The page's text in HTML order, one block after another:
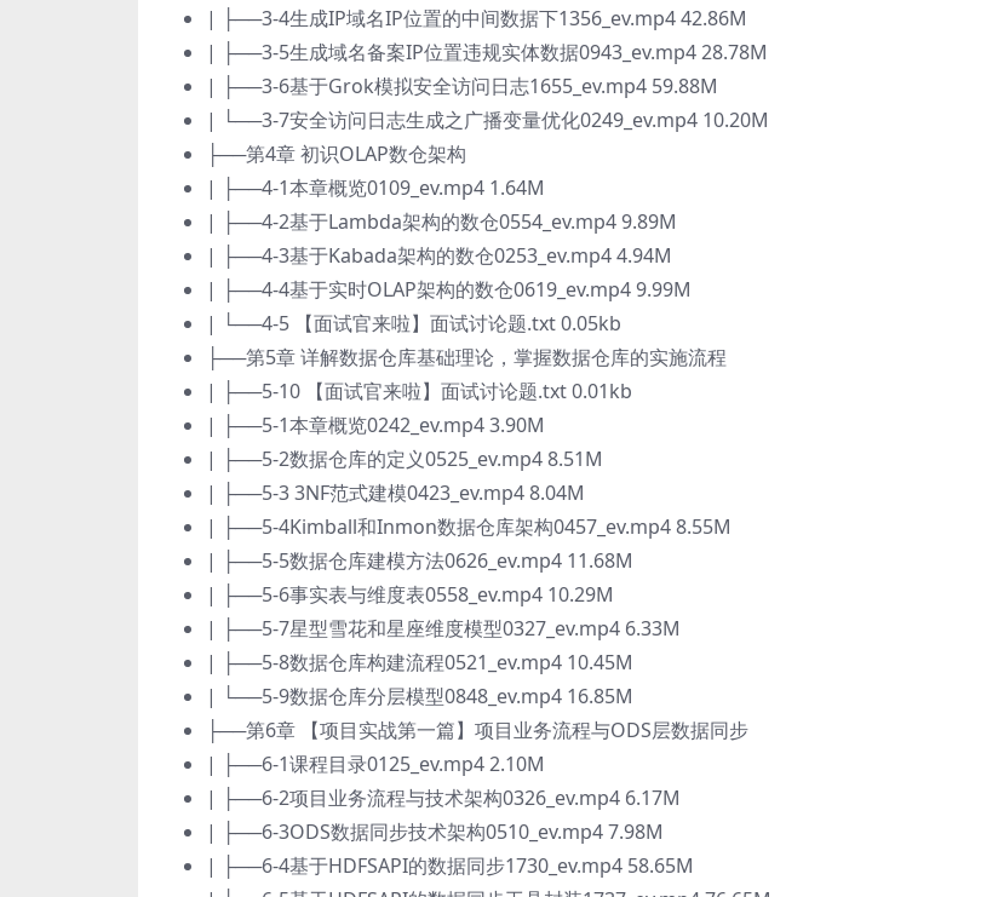
| ├──3-4生成IP域名IP位置的中间数据下1356_ev.mp4 42.86M
| ├──3-5生成域名备案IP位置违规实体数据0943_ev.mp4 28.78M
| ├──3-6基于Grok模拟安全访问日志1655_ev.mp4 59.88M
| └──3-7安全访问日志生成之广播变量优化0249_ev.mp4 10.20M
├──第4章 初识OLAP数仓架构
| ├──4-1本章概览0109_ev.mp4 1.64M
| ├──4-2基于Lambda架构的数仓0554_ev.mp4 9.89M
| ├──4-3基于Kabada架构的数仓0253_ev.mp4 4.94M
| ├──4-4基于实时OLAP架构的数仓0619_ev.mp4 9.99M
| └──4-5 【面试官来啦】面试讨论题.txt 0.05kb
├──第5章 详解数据仓库基础理论，掌握数据仓库的实施流程
| ├──5-10 【面试官来啦】面试讨论题.txt 0.01kb
| ├──5-1本章概览0242_ev.mp4 3.90M
| ├──5-2数据仓库的定义0525_ev.mp4 8.51M
| ├──5-3 3NF范式建模0423_ev.mp4 8.04M
| ├──5-4Kimball和Inmon数据仓库架构0457_ev.mp4 8.55M
| ├──5-5数据仓库建模方法0626_ev.mp4 11.68M
| ├──5-6事实表与维度表0558_ev.mp4 10.29M
| ├──5-7星型雪花和星座维度模型0327_ev.mp4 6.33M
| ├──5-8数据仓库构建流程0521_ev.mp4 10.45M
| └──5-9数据仓库分层模型0848_ev.mp4 16.85M
├──第6章 【项目实战第一篇】项目业务流程与ODS层数据同步
| ├──6-1课程目录0125_ev.mp4 2.10M
| ├──6-2项目业务流程与技术架构0326_ev.mp4 6.17M
| ├──6-3ODS数据同步技术架构0510_ev.mp4 7.98M
| ├──6-4基于HDFSAPI的数据同步1730_ev.mp4 58.65M